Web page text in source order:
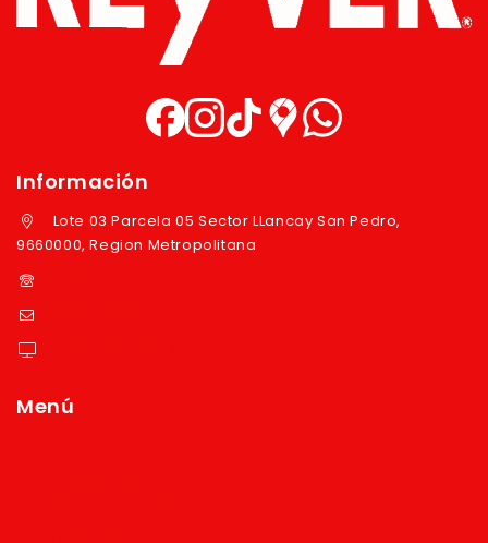
Información
Lote 03 Parcela 05 Sector LLancay San Pedro,
9660000, Region Metropolitana
Menú